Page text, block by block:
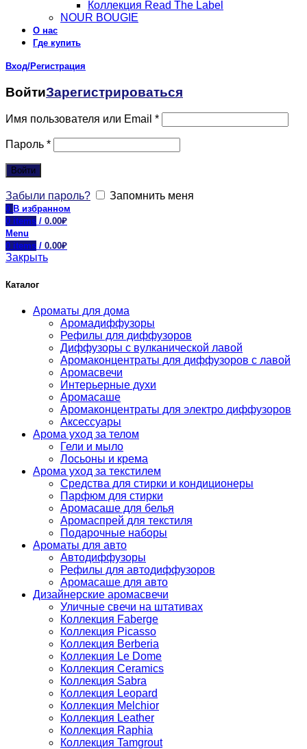
Коллекция Read The Label
NOUR BOUGIE
О нас
Где купить
Вход/Регистрация
ВойтиЗарегистрироваться
Имя пользователя или Email *
Пароль *
Войти
Забыли пароль? Запомнить меня
0 В избранном
0 items / 0.00₽
Menu
0 items / 0.00₽
Закрыть
Каталог
Ароматы для дома
Аромадиффузоры
Рефилы для диффузоров
Диффузоры с вулканической лавой
Аромаконцентраты для диффузоров с лавой
Аромасвечи
Интерьерные духи
Аромасаше
Аромаконцентраты для электро диффузоров
Аксессуары
Арома уход за телом
Гели и мыло
Лосьоны и крема
Арома уход за текстилем
Средства для стирки и кондиционеры
Парфюм для стирки
Аромасаше для белья
Аромаспрей для текстиля
Подарочные наборы
Ароматы для авто
Автодиффузоры
Рефилы для автодиффузоров
Аромасаше для авто
Дизайнерские аромасвечи
Уличные свечи на штативах
Коллекция Faberge
Коллекция Picasso
Коллекция Berberia
Коллекция Le Dome
Коллекция Ceramics
Коллекция Sabra
Коллекция Leopard
Коллекция Melchior
Коллекция Leather
Коллекция Raphia
Коллекция Tamgrout